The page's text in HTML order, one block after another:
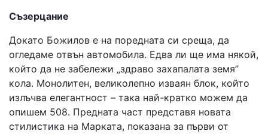
Съзерцание
Докато Божилов е на поредната си среща, да
огледаме отвън автомобила. Едва ли ще има някой,
който да не забележи „здраво захапалата земя”
кола. Монолитен, великолепно изваян блок, който
излъчва елегантност – така най-кратко можем да
опишем 508. Предната част представя новата
стилистика на Марката, показана за първи от